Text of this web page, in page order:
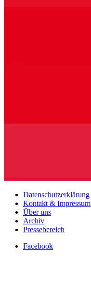
Datenschutzerklärung
Kontakt & Impressum
Über uns
Archiv
Pressebereich
Facebook